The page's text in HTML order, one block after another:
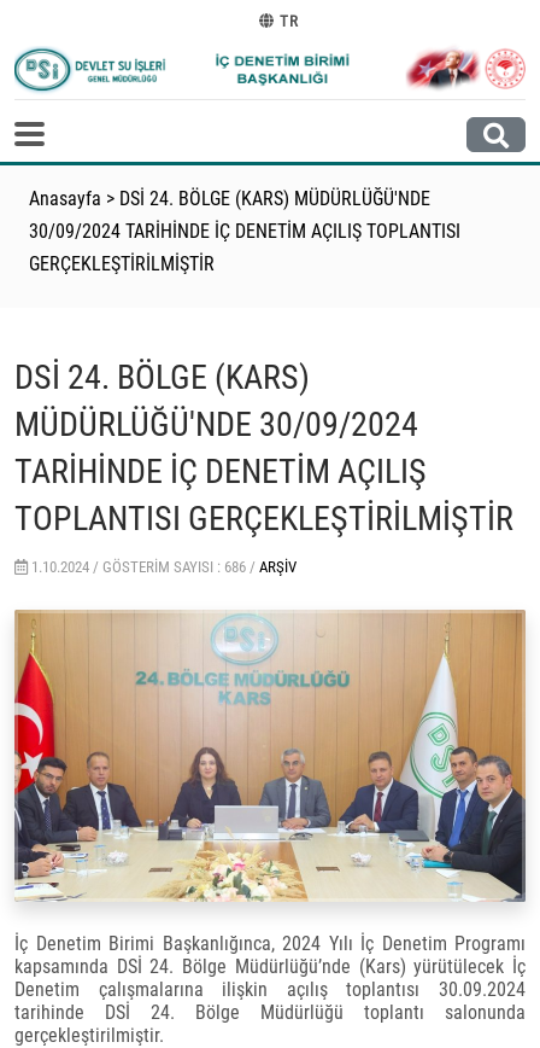
TR
Anasayfa > DSİ 24. BÖLGE (KARS) MÜDÜRLÜĞÜ'NDE
30/09/2024 TARİHİNDE İÇ DENETİM AÇILIŞ TOPLANTISI
GERÇEKLEŞTİRİLMİŞTİR
DSİ 24. BÖLGE (KARS)
MÜDÜRLÜĞÜ'NDE 30/09/2024
TARİHİNDE İÇ DENETİM AÇILIŞ
TOPLANTISI GERÇEKLEŞTİRİLMİŞTİR
1.10.2024 / GÖSTERIM SAYISI : 686 / ARŞIV
İç Denetim Birimi Başkanlığınca, 2024 Yılı İç Denetim Programı
kapsamında DSİ 24. Bölge Müdürlüğü’nde (Kars) yürütülecek İç
Denetim çalışmalarına ilişkin açılış toplantısı 30.09.2024
tarihinde DSİ 24. Bölge Müdürlüğü toplantı salonunda
gerçekleştirilmiştir.